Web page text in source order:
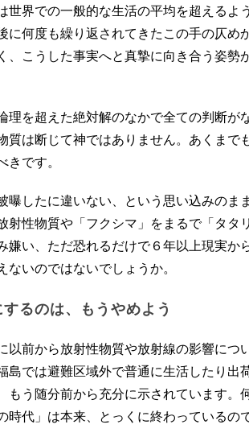
界での一般的な生活の平均を超えるよ
に何度も繰り返されてきたこの手の仄め
、こうした事実へと真摯に向き合う姿勢
を超えた絶対解のなかで全ての判断が
質は断じて神ではありません。あくまで
きです。
したに違いない、という思い込みのま
射性物質や「フクシマ」をまるで「タタ
嫌い、ただ恐れるだけで６年以上現実か
ないのではないでしょうか。
るのは、もうやめよう
前から放射性物質や放射線の影響につ
島では避難区域外で普通に生活したり出
もう随分前から充分に示されています。
代」は本来、とっくに終わっているの